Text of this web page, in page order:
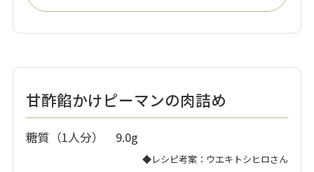
甘酢餡かけピーマンの肉詰め
糖質（1人分） 9.0g
◆レシピ考案：ウエキトシヒロさん